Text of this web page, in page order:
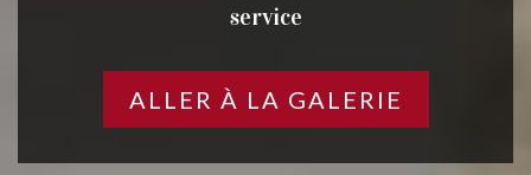
service
ALLER À LA GALERIE